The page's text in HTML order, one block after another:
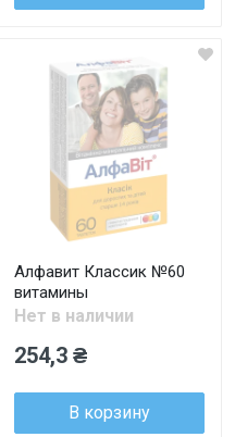
Алфавит Классик №60
витамины
Нет в наличии
254,3 ₴
В корзину